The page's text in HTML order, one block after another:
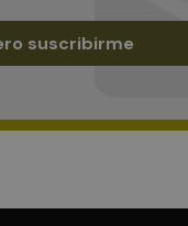
suscribirme